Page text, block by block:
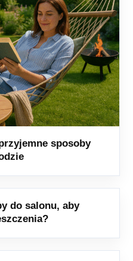
sposoby
do salonu, aby